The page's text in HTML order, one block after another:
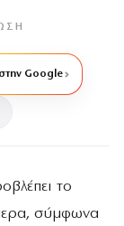
Google
το
σύμφωνα